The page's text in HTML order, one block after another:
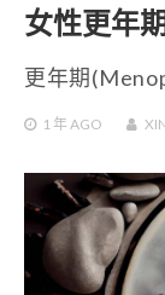
女性更年
更年期
1 年 AGO